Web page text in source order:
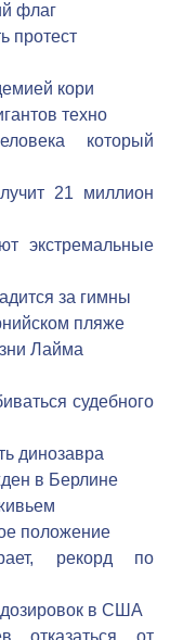
флаг
протест
кори
техно
который
21 миллион
экстремальные
за гимны
пляже
Лайма
судебного
динозавра
в Берлине
положение
рекорд по
в США
отказаться от